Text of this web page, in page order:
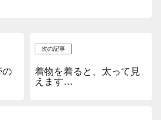
の
次の記事
着物を着ると、太って見
えます…